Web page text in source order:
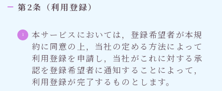
第2条（利用登録）
本サービスにおいては，登録希望者が本規
約に同意の上，当社の定める方法によって
利用登録を申請し，当社がこれに対する承
認を登録希望者に通知することによって，
利用登録が完了するものとします。